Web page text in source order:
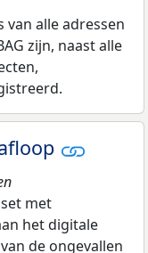
van alle adressen
zijn, naast alle
met
het digitale
de ongevallen